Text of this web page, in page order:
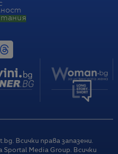
Всички права запазени.
Sportal Media Group. Всички